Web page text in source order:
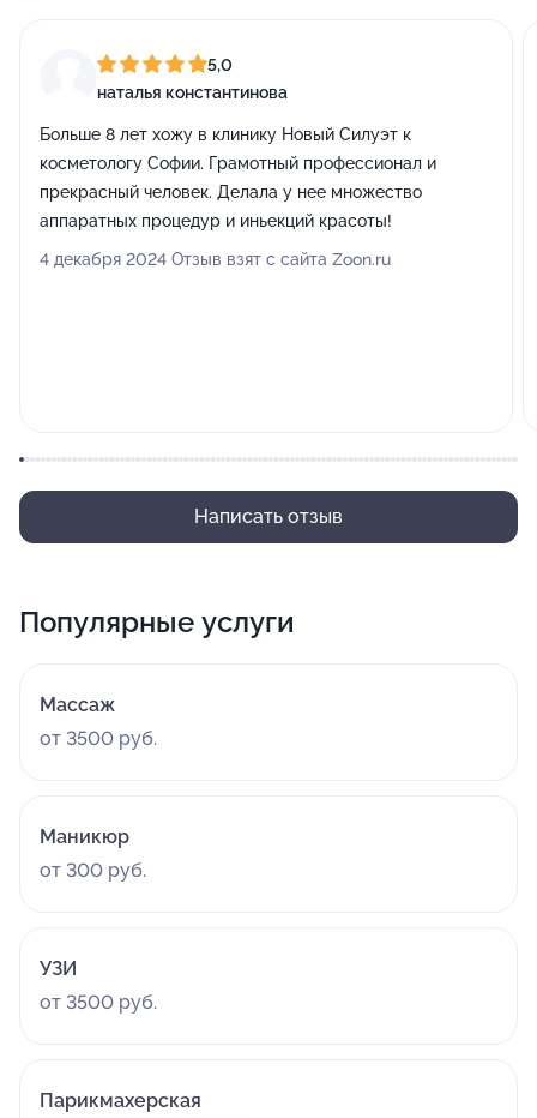
5,0
наталья константинова
Больше 8 лет хожу в клинику Новый Силуэт к
косметологу Софии. Грамотный профессионал и
прекрасный человек. Делала у нее множество
аппаратных процедур и иньекций красоты!
4 декабря 2024 Отзыв взят с сайта Zoon.ru
Написать отзыв
Популярные услуги
Массаж
от 3500 руб.
Маникюр
от 300 руб.
УЗИ
от 3500 руб.
Парикмахерская